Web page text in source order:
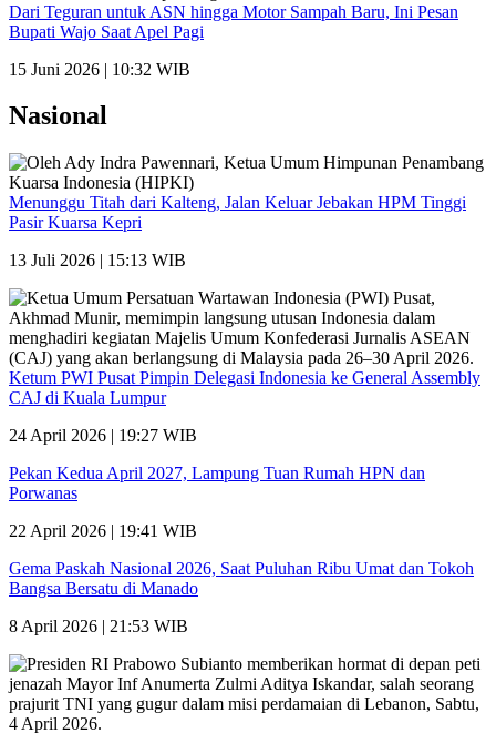
Dari Teguran untuk ASN hingga Motor Sampah Baru, Ini Pesan
Bupati Wajo Saat Apel Pagi
15 Juni 2026 | 10:32 WIB
Nasional
Menunggu Titah dari Kalteng, Jalan Keluar Jebakan HPM Tinggi
Pasir Kuarsa Kepri
13 Juli 2026 | 15:13 WIB
Ketum PWI Pusat Pimpin Delegasi Indonesia ke General Assembly
CAJ di Kuala Lumpur
24 April 2026 | 19:27 WIB
Pekan Kedua April 2027, Lampung Tuan Rumah HPN dan
Porwanas
22 April 2026 | 19:41 WIB
Gema Paskah Nasional 2026, Saat Puluhan Ribu Umat dan Tokoh
Bangsa Bersatu di Manado
8 April 2026 | 21:53 WIB